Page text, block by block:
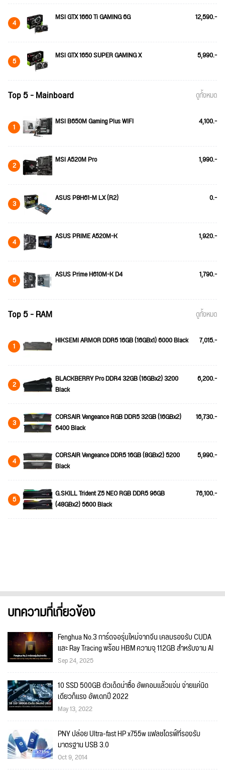
4 MSI GTX 1660 Ti GAMING 6G 12,590.-
5 MSI GTX 1650 SUPER GAMING X 5,990.-
Top 5 - Mainboard ดูทั้งหมด
1 MSI B650M Gaming Plus WIFI 4,100.-
2 MSI A520M Pro 1,990.-
3 ASUS P8H61-M LX (R2) 0.-
4 ASUS PRIME A520M-K 1,920.-
5 ASUS Prime H610M-K D4 1,790.-
Top 5 - RAM ดูทั้งหมด
1 HIKSEMI ARMOR DDR5 16GB (16GBx1) 6000 Black 7,015.-
2
BLACKBERRY Pro DDR4 32GB (16GBx2) 3200
Black
6,200.-
3
CORSAIR Vengeance RGB DDR5 32GB (16GBx2)
6400 Black
16,730.-
4
CORSAIR Vengeance DDR5 16GB (8GBx2) 5200
Black
5,990.-
5
G.SKILL Trident Z5 NEO RGB DDR5 96GB
(48GBx2) 5600 Black
76,100.-
บทความที่เกี่ยวข้อง
Fenghua No.3 การ์ดจอรุ่นใหม่จากจีน เคลมรองรับ CUDA
และ Ray Tracing พร้อม HBM ความจุ 112GB สำหรับงาน AI
Sep 24, 2025
10 SSD 500GB ตัวเด็ดน่าซื้อ อัพคอมแล้วแจ่ม จ่ายแค่นิด
เดียวก็แรง อัพเดทปี 2022
May 13, 2022
PNY ปล่อย Ultra-fast HP x755w แฟลชไดรฟ์ที่รองรับ
มาตรฐาน USB 3.0
Oct 9, 2014